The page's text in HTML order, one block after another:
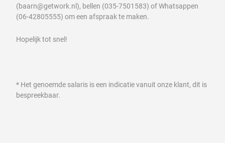
(baarn@getwork.nl), bellen (035-7501583) of Whatsappen
(06-42805555) om een afspraak te maken.
Hopelijk tot snel!
* Het genoemde salaris is een indicatie vanuit onze klant, dit is
bespreekbaar.